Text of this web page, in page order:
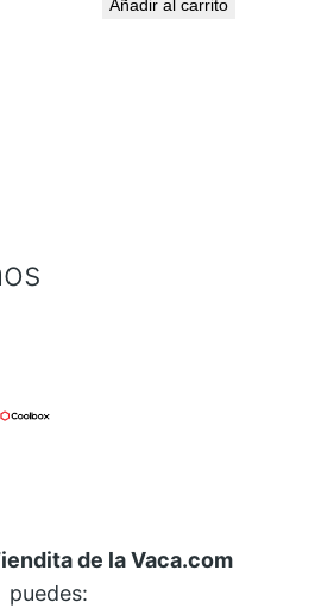
Añadir al carrito
de la Vaca.com
puedes: